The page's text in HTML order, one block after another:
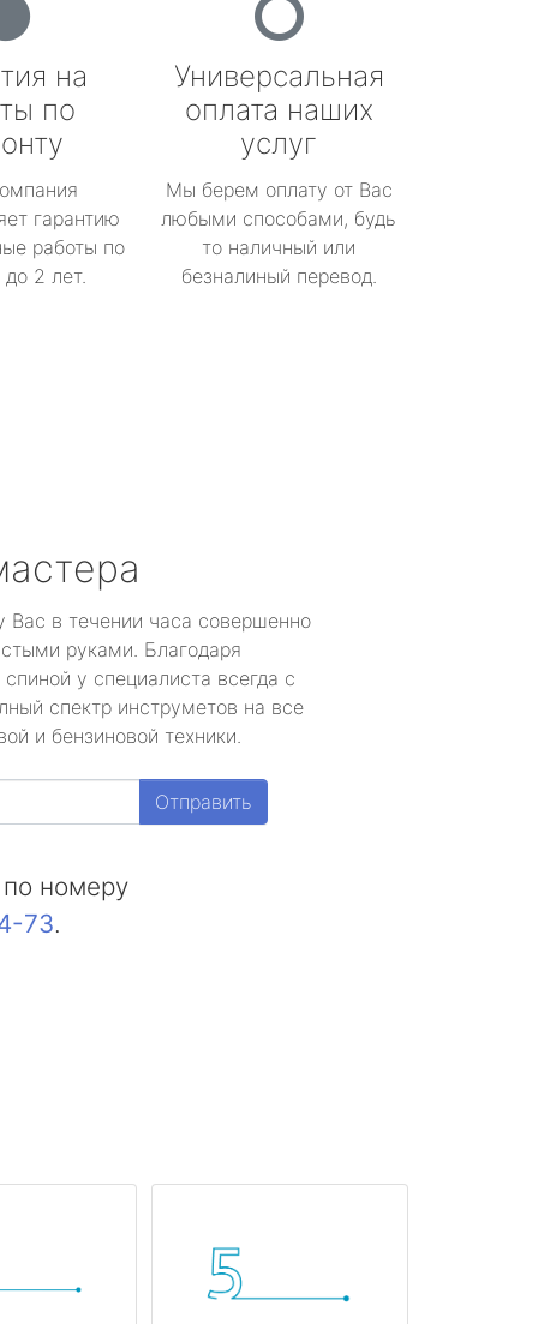
на
по
гарантию
работы по
2 лет.
Универсальная
оплата наших
услуг
Мы берем оплату от Вас
любыми способами, будь
то наличный или
безналиный перевод.
Вас в течении часа совершенно
руками. Благодаря
у специалиста всегда с
спектр инструметов на все
и бензиновой техники.
Отправить
номеру
73.